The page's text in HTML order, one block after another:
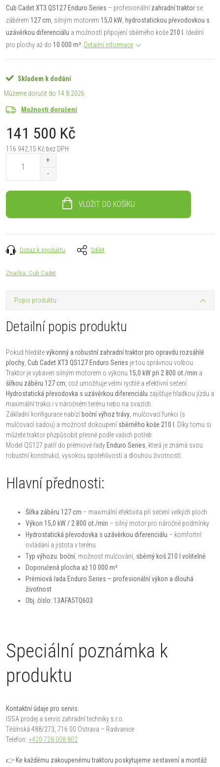
Cub Cadet XT3 QS127 Enduro Series – profesionální zahradní traktor se
záběrem 127 cm , silným motorem 15,0 kW hydrostatickou převodovkou s
uzávěrkou diferenciálu a možností připojení sběrného koše 210 l
. Ideální
pro plochy až do 10 000 m² Detailní informace
Skladem k dodání
14.8.2026
Možnosti doručení
141 500 Kč
116 942,15 Kč bez DPH
VLOŽIT DO KOŠÍKU
Dotaz k produktu Sdílet
Značka: Cub Cadet
Popis produktu
Detailní popis produktu
Pokud hledátevýkonný a robustní zahradní traktor pro opravdu rozsáhlé
plochy Cub Cadet XT3 QS127 Enduro Series je tou správnou volbou.
Traktor je vybaven silným motorem o výkonu 15,0 kW při 2 800 ot./min a
šířkou záběru 127 cm , což umožňuje velmi rychlé a efektivní sečení.
Hydrostatická převodovka s uzávěrkou diferenciálu zajišťuje hladkou jízdu a
maximální trakci i v náročném terénu nebo na svazích.
Základní konfigurace nabízí boční výhoz trávy , mulčovací funkci (s
mulčovací sadou) a možnost dokoupení sběrného koše 210 l
. Díky tomu si
můžete traktor přizpůsobit přesně podle vašich potřeb.
Model QS127 patří do prémiové řady Enduro Series , která je známá svou
robustní konstrukcí, vysokou spolehlivostí a dlouhou životností.
Hlavní přednosti:
Šířka záběru 127 cm – maximální efektivita při sečení velkých ploch
Výkon 15,0 kW / 2 800 ot./min – silný motor pro náročné podmínky
Hydrostatická převodovka s uzávěrkou diferenciálu – komfortní
ovládání a jistota v terénu
Typ výhozu: boční, možnost mulčování, sběrný koš 210 l volitelně
Doporučená plocha až 10 000 m²
Prémiová řada Enduro Series – profesionální výkon a dlouhá
životnost
Obj. číslo: 13AFA5TQ603
Speciální poznámka k
produktu
Kontaktní údaje pro servis:
ISSA prodej a servis zahradní techniky s.r.o.
Těšínská 488/273, 716 00 Ostrava – Radvanice
Telefon: +420 728 008 802
👉 Ke každému zakoupenému traktoru poskytujeme sestavení a montáž